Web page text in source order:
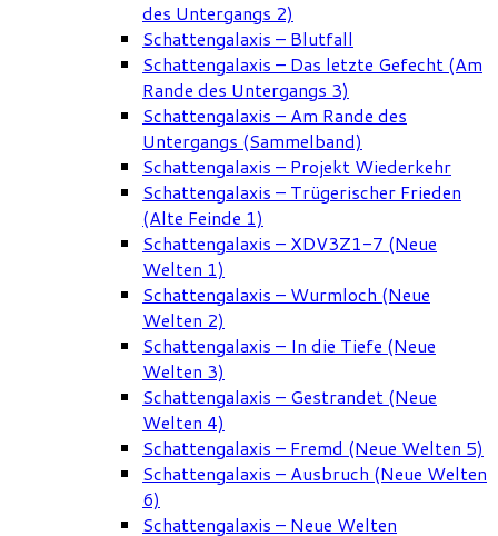
des Untergangs 2)
Schattengalaxis – Blutfall
Schattengalaxis – Das letzte Gefecht (Am
Rande des Untergangs 3)
Schattengalaxis – Am Rande des
Untergangs (Sammelband)
Schattengalaxis – Projekt Wiederkehr
Schattengalaxis – Trügerischer Frieden
(Alte Feinde 1)
Schattengalaxis – XDV3Z1-7 (Neue
Welten 1)
Schattengalaxis – Wurmloch (Neue
Welten 2)
Schattengalaxis – In die Tiefe (Neue
Welten 3)
Schattengalaxis – Gestrandet (Neue
Welten 4)
Schattengalaxis – Fremd (Neue Welten 5)
Schattengalaxis – Ausbruch (Neue Welten
6)
Schattengalaxis – Neue Welten